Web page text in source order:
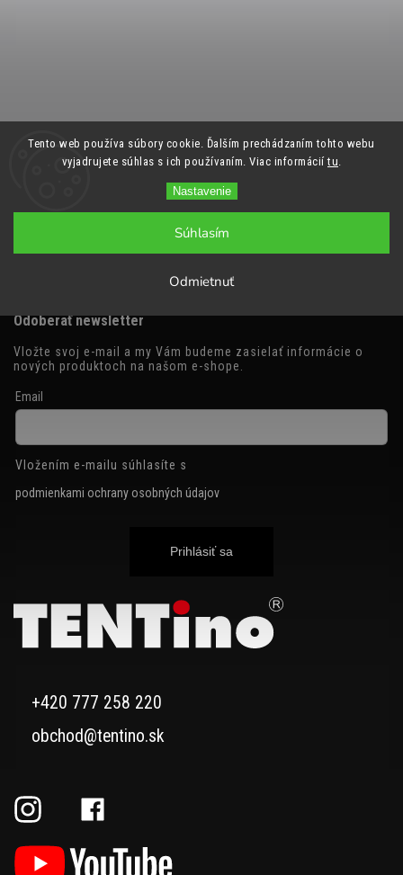
Tento web používa súbory cookie. Ďalším prechádzaním tohto webu
vyjadrujete súhlas s ich používaním. Viac informáciítu
Nastavenie
Odmietnuť
Súhlasím
Odoberať newsletter
Vložte svoj e-mail a my Vám budeme zasielať informácie o
nových produktoch na našom e-shope.
Email
Vložením e-mailu súhlasíte s
podmienkami ochrany osobných údajov
Prihlásiť sa
+420 777 258 220
obchod@tentino.sk